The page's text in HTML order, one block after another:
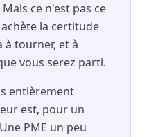
ce n'est pas ce
la certitude
tourner, et à
vous serez parti.
entièrement
est, pour un
PME un peu